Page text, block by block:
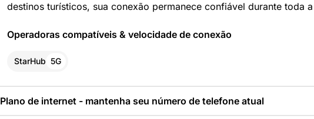
destinos turísticos, sua conexão permanece confiável durante toda
Operadoras compatíveis & velocidade de conexão
StarHub 5G
Plano de internet - mantenha seu número de telefone atual